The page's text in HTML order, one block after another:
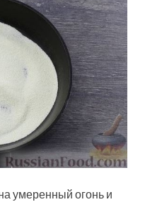
умеренный огонь и